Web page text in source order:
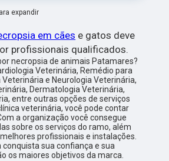
expandir
em cães e gatos deve
profissionais qualificados.
necropsia de animais Patamares?
Veterinária, Remédio para
Veterinária e Neurologia Veterinária,
Dermatologia Veterinária,
entre outras opções de serviços
veterinária, você pode contar
a organização você consegue
sobre os serviços do ramo, além
profissionais e instalações.
sua confiança e sua
os maiores objetivos da marca.